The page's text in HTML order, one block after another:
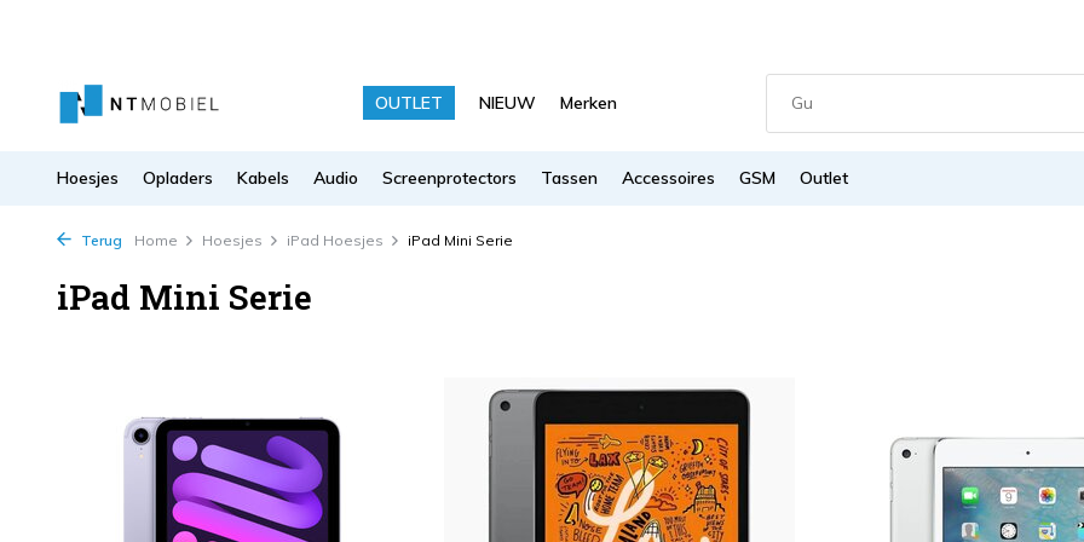
OUTLET NIEUW Merken
Hoesjes Opladers Kabels Audio Screenprotectors Tassen Accessoires GSM Outlet
Terug Home Hoesjes iPad Hoesjes iPad Mini Serie
iPad Mini Serie